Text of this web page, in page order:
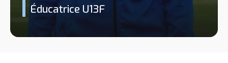
Éducatrice U13F